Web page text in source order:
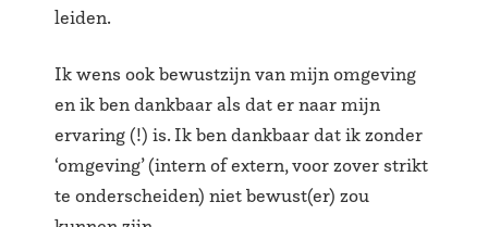
leiden.
Ik wens ook bewustzijn van mijn omgeving
en ik ben dankbaar als dat er naar mijn
ervaring (!) is. Ik ben dankbaar dat ik zonder
‘omgeving’ (intern of extern, voor zover strikt
te onderscheiden) niet bewust(er) zou